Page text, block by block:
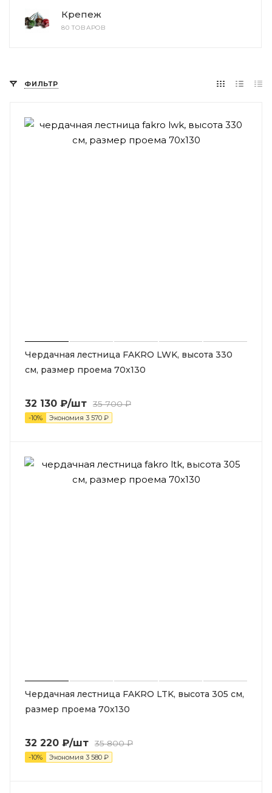
Крепеж
80 ТОВАРОВ
ФИЛЬТР
Чердачная лестница FAKRO LWK, высота 330
см, размер проема 70x130
32 130 ₽/шт 35 700₽
-10% Экономия 3 570 ₽
Чердачная лестница FAKRO LTK, высота 305 см,
размер проема 70x130
32 220 ₽/шт 35 800₽
-10% Экономия 3 580 ₽